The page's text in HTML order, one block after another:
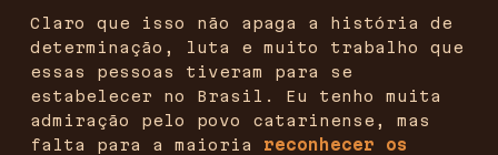
Claro que isso não apaga a história de
determinação, luta e muito trabalho que
essas pessoas tiveram para se
estabelecer no Brasil. Eu tenho muita
admiração pelo povo catarinense, mas
falta para a maioria reconhecer os